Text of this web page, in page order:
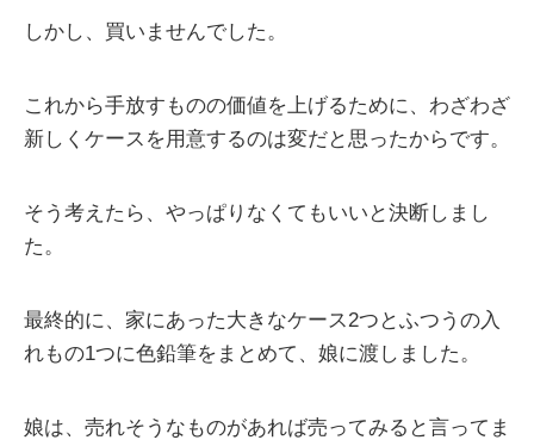
しかし、買いませんでした。
これから手放すものの価値を上げるために、わざわざ
新しくケースを用意するのは変だと思ったからです。
そう考えたら、やっぱりなくてもいいと決断しまし
た。
最終的に、家にあった大きなケース2つとふつうの入
れもの1つに色鉛筆をまとめて、娘に渡しました。
娘は、売れそうなものがあれば売ってみると言ってま